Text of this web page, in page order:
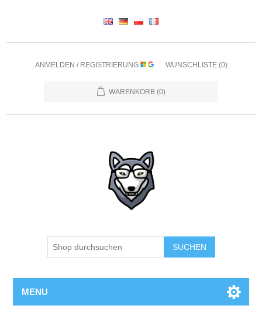
ANMELDEN / REGISTRIERUNG WUNSCHLISTE (0)
WARENKORB (0)
SUCHEN
MENU